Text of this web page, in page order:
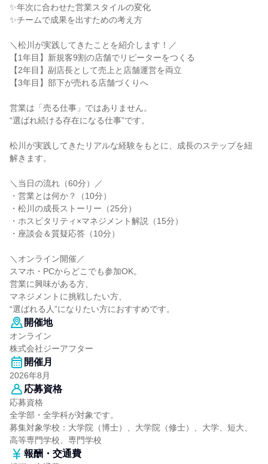
✨年次に合わせた営業スタイルの変化
✨チームで成果を出すための考え方
＼松川が実践してきたことを紹介します！／
【1年目】新規客9割の店舗でリピーターをつくる
【2年目】副店長として売上と店舗運営を両立
【3年目】部下が売れる店舗づくりへ
営業は「売る仕事」ではありません。
“選ばれ続ける存在になる仕事”です。
松川が実践してきたリアルな経験をもとに、成長のステップを紐
解きます。
＼当日の流れ（60分）／
・営業とは何か？（10分）
・松川の成長ストーリー（25分）
・ホスピタリティ×マネジメント解説（15分）
・座談会＆質疑応答（10分）
＼オンライン開催／
スマホ・PCからどこでも参加OK。
営業に興味がある方、
マネジメントに挑戦したい方、
“選ばれる人”になりたい方におすすめです。
開催地
オンライン
株式会社ジーアフター
開催月
2026年8月
応募資格
応募資格
全学部・全学科が対象です。
募集対象学校：大学院（博士）、大学院（修士）、大学、短大、
高等専門学校、専門学校
報酬・交通費